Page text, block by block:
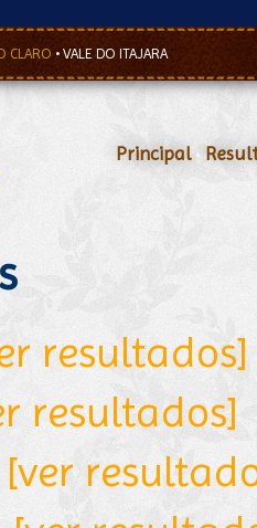
CLARO • VALE DO ITAJARA
Principal•
resultados]
resultados]
[ver